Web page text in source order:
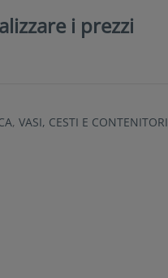
i prezzi
, VASI, CESTI E CONTENITORI